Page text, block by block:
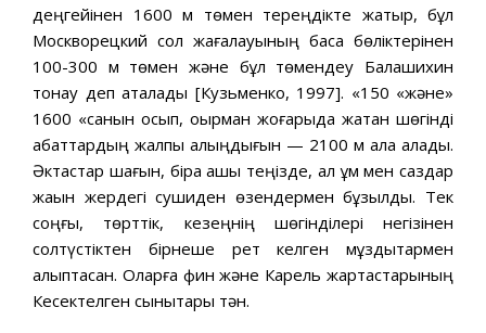
деңгейінен 1600 м төмен тереңдікте жатыр, бұл
Москворецкий сол жағалауының басқа бөліктерінен
100-300 м төмен және бұл төмендеу Балашихин
тонау деп аталады [Кузьменко, 1997]. «150 «және»
1600 «санын қосып, оқырман жоғарыда жатқан шөгінді
қабаттардың жалпы қалыңдығын — 2100 м ала алады.
Әктастар шағын, бірақ ашық теңізде, ал құм мен саздар
жақын жердегі сушиден өзендермен бұзылды. Тек
соңғы, төрттік, кезеңнің шөгінділері негізінен
солтүстіктен бірнеше рет келген мұздықтармен
қалыптасқан. Оларға фин және Карель жартастарының
Кесектелген сынықтары тән.